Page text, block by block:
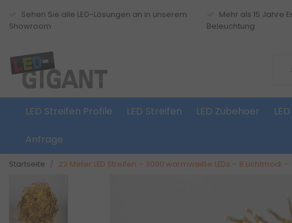
Sehen Sie alle LED-Lösungen an in unserem
Showroom
Mehr als 15 Jahre
Beleuchtung
LED Streifen Profile LED Streifen LED Zubehoer
Anfrage
Startseite 22 Meter LED Streifen – 3000 warmweiße LEDs – 8